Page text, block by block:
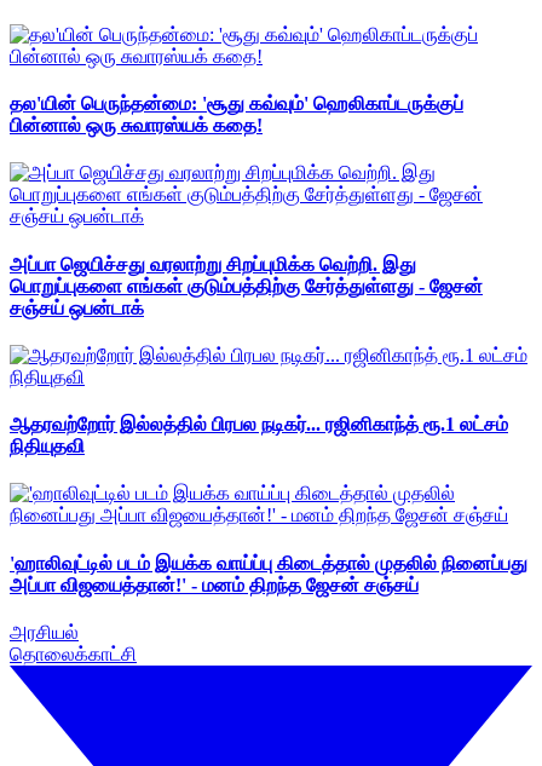
தல'யின் பெருந்தன்மை: 'சூது கவ்வும்' ஹெலிகாப்டருக்குப்
பின்னால் ஒரு சுவாரஸ்யக் கதை!
அப்பா ஜெயிச்சது வரலாற்று சிறப்புமிக்க வெற்றி. இது
பொறுப்புகளை எங்கள் குடும்பத்திற்கு சேர்த்துள்ளது - ஜேசன்
சஞ்சய் ஒபன்டாக்
ஆதரவற்றோர் இல்லத்தில் பிரபல நடிகர்... ரஜினிகாந்த் ரூ.1 லட்சம்
நிதியுதவி
'ஹாலிவுட்டில் படம் இயக்க வாய்ப்பு கிடைத்தால் முதலில் நினைப்பது
அப்பா விஜயைத்தான்!' - மனம் திறந்த ஜேசன் சஞ்சய்
அரசியல்
தொலைக்காட்சி